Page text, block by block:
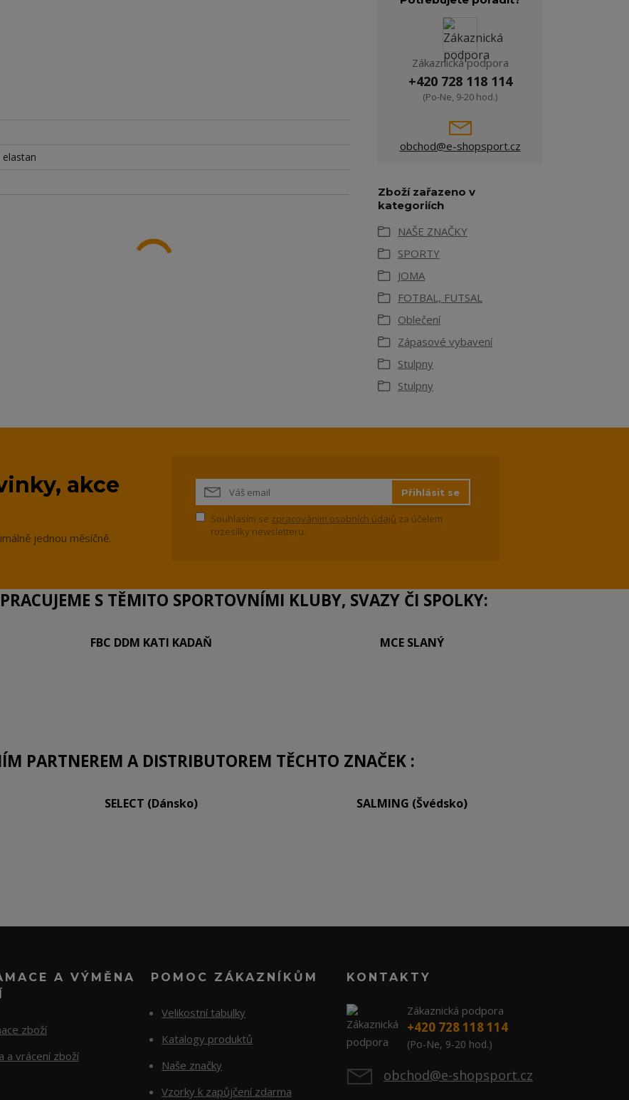
elastan
Zákaznická podpora
+420 728 118 114
(Po-Ne, 9-20 hod.)
obchod@e-shopsport.cz
Zboží zařazeno v
kategoriích
NAŠE ZNAČKY
SPORTY
JOMA
FOTBAL, FUTSAL
Oblečení
Zápasové vybavení
Stulpny
Stulpny
akce
jednou měsíčně.
Přihlásit se
Souhlasím se zpracováním osobních údajů za účelem
rozesílky newsletteru.
S TĚMITO SPORTOVNÍMI KLUBY, SVAZY ČI SPOLKY:
FBC DDM KATI KADAŇ MCE SLANÝ
PARTNEREM A DISTRIBUTOREM TĚCHTO ZNAČEK :
SELECT (Dánsko) SALMING (Švédsko)
A VÝMĚNA
zboží
a vrácení zboží
POMOC ZÁKAZNÍKŮM
Velikostní tabulky
Katalogy produktů
Naše značky
Vzorky k zapůjčení zdarma
KONTAKTY
Zákaznická podpora
+420 728 118 114
(Po-Ne, 9-20 hod.)
obchod@e-shopsport.cz